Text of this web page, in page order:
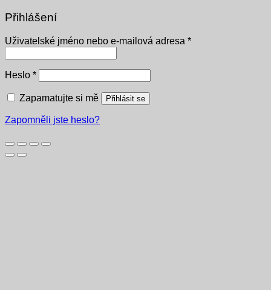
Přihlášení
Uživatelské jméno nebo e-mailová adresa *Povinné
Heslo *Povinné
Zapamatujte si mě Přihlásit se
Zapomněli jste heslo?